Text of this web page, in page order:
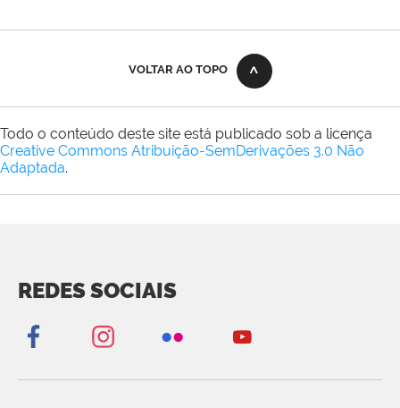
VOLTAR AO TOPO
Todo o conteúdo deste site está publicado sob a licença
Creative Commons Atribuição-SemDerivações 3.0 Não
Adaptada.
REDES SOCIAIS